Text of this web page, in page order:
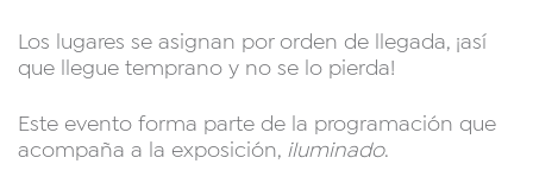
Los lugares se asignan por orden de llegada, ¡así
que llegue temprano y no se lo pierda!
Este evento forma parte de la programación que
acompaña a la exposición, iluminado.